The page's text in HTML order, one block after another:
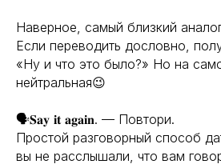
Наверное, самый близкий
Если переводить дословно,
«Ну и что это было?» Но на
нейтральная😉
🗣️𝐒𝐚𝐲 𝐢𝐭 𝐚𝐠𝐚𝐢𝐧. — Повтори.
Простой разговорный способ
вы не расслышали, что вам